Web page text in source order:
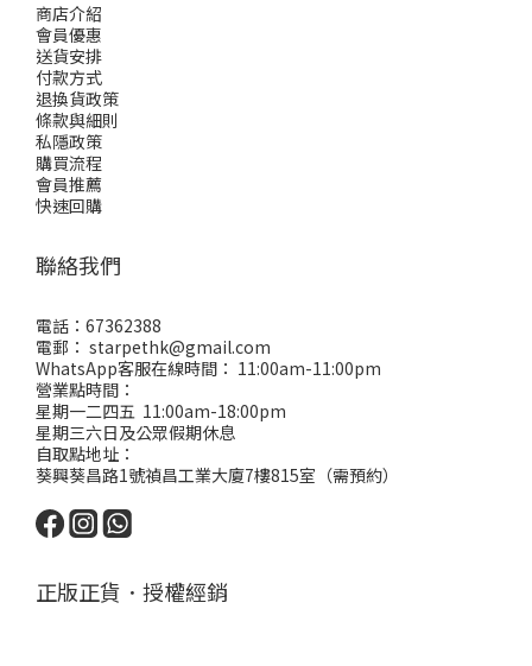
商店介紹
會員優惠
送貨安排
付款方式
退換貨政策
條款與細則
私隱政策
購買流程
會員推薦
快速回購
聯絡我們
電話：67362388
電郵： starpethk@gmail.com
WhatsApp客服在線時間： 11:00am-11:00pm
營業點時間：
星期一二四五 11:00am-18:00pm
星期三六日及公眾假期休息
自取點地址：
葵興葵昌路1號禎昌工業大廈7樓815室（需預約）
正版正貨．授權經銷